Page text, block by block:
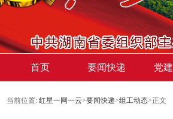
首页 要闻快递 党
当前位置: 红星一网一云>要闻快递>组工动态>正文